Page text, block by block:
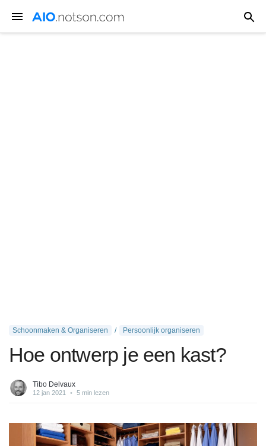
Schoonmaken & Organiseren Persoonlijk organiseren
Hoe ontwerp je een kast?
Tibo Delvaux
12 jan 2021 • 5 min lezen